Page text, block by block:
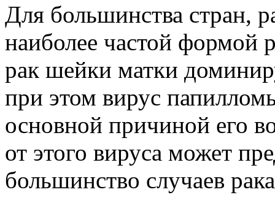
Для большинства стран,
наиболее частой формой
рак шейки матки
при этом вирус
основной причиной его
от этого вируса может
большинство случаев